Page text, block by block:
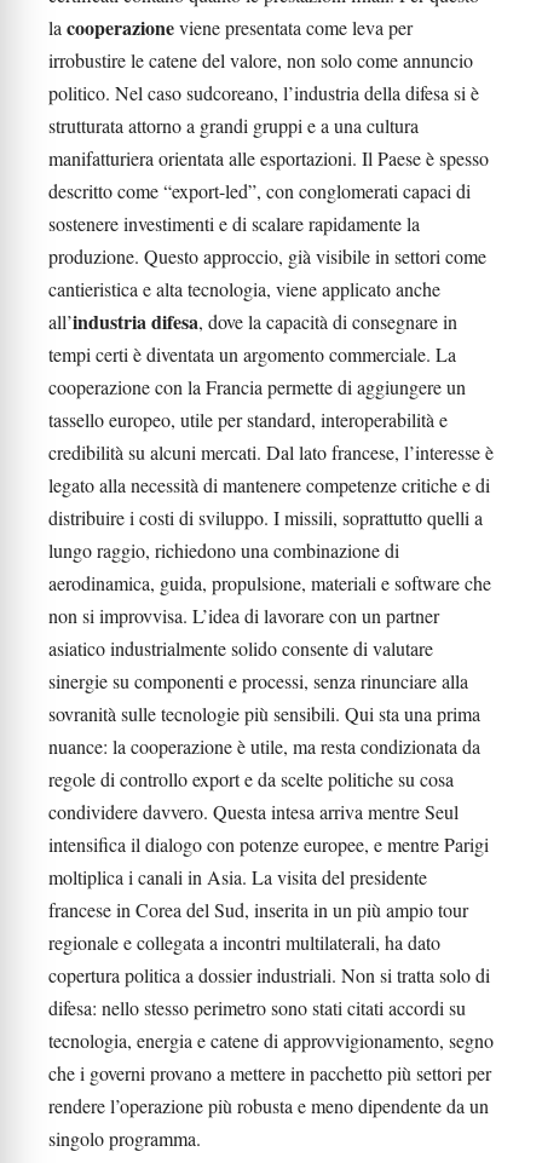
la cooperazioneviene presentata come leva per
irrobustire le catene del valore, non solo come annuncio
politico. Nel caso sudcoreano, l’industria della difesa si è
strutturata attorno a grandi gruppi e a una cultura
manifatturiera orientata alle esportazioni. Il Paese è spesso
descritto come “export-led”, con conglomerati capaci di
sostenere investimenti e di scalare rapidamente la
produzione. Questo approccio, già visibile in settori come
cantieristica e alta tecnologia, viene applicato anche
all’industria difesa, dove la capacità di consegnare in
tempi certi è diventata un argomento commerciale. La
cooperazione con la Francia permette di aggiungere un
tassello europeo, utile per standard, interoperabilità e
credibilità su alcuni mercati. Dal lato francese, l’interesse è
legato alla necessità di mantenere competenze critiche e di
distribuire i costi di sviluppo. I missili, soprattutto quelli a
lungo raggio, richiedono una combinazione di
aerodinamica, guida, propulsione, materiali e software che
non si improvvisa. L’idea di lavorare con un partner
asiatico industrialmente solido consente di valutare
sinergie su componenti e processi, senza rinunciare alla
sovranità sulle tecnologie più sensibili. Qui sta una prima
nuance: la cooperazione è utile, ma resta condizionata da
regole di controllo export e da scelte politiche su cosa
condividere davvero. Questa intesa arriva mentre Seul
intensifica il dialogo con potenze europee, e mentre Parigi
moltiplica i canali in Asia. La visita del presidente
francese in Corea del Sud, inserita in un più ampio tour
regionale e collegata a incontri multilaterali, ha dato
copertura politica a dossier industriali. Non si tratta solo di
difesa: nello stesso perimetro sono stati citati accordi su
tecnologia, energia e catene di approvvigionamento, segno
che i governi provano a mettere in pacchetto più settori per
rendere l’operazione più robusta e meno dipendente da un
singolo programma.